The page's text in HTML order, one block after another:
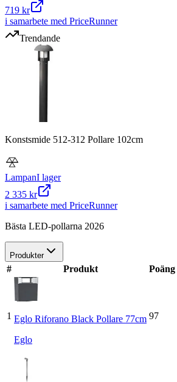
719 kr
i samarbete med PriceRunner
Trendande
Konstsmide 512-312 Pollare 102cm
LampanI lager
2 335 kr
i samarbete med PriceRunner
Bästa LED-pollarna 2026
Produkter
# Produkt Poäng
1 Eglo Riforano Black Pollare 77cm
Eglo
97